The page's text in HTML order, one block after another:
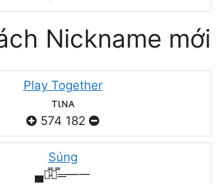
Nickname mới
Play Together
тιɴᴀ
574 182
Súng
▄︻̷̿┻̿═━一